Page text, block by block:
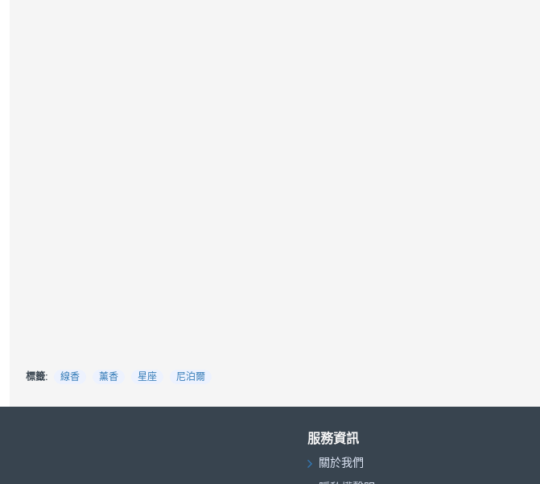
標籤: 線香 薰香 星座 尼泊爾
服務資訊
關於我們